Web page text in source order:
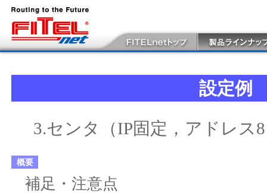
設定例
3.センタ（IP固定，アドレス
概要
補足・注意点